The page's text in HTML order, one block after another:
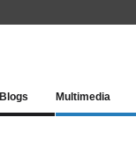
Blogs Multimedia